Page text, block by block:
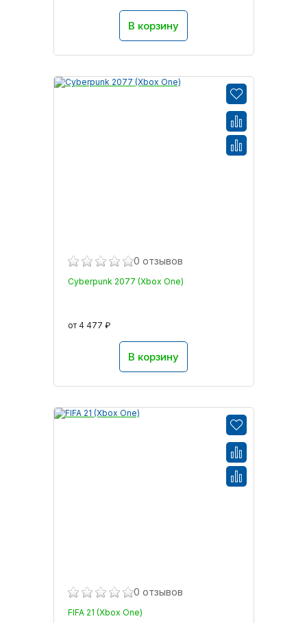
В корзину
0 отзывов
Cyberpunk 2077 (Xbox One)
от 4 477 ₽
В корзину
0 отзывов
FIFA 21 (Xbox One)